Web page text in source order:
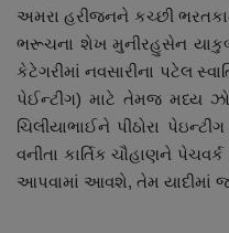
અમરા હરીજનને કચ્છી
ભરૂચના શેખ મુનીરહુસેન
કેટેગરીમાં નવસારીના પટેલ
પેઈન્ટીંગ) માટે તેમજ મધ્ય
ચિલીયાભાઈને પીઠોરા
વનીતા કાર્તિક ચૌહાણને
આપવામાં આવશે, તેમ યાદીમાં